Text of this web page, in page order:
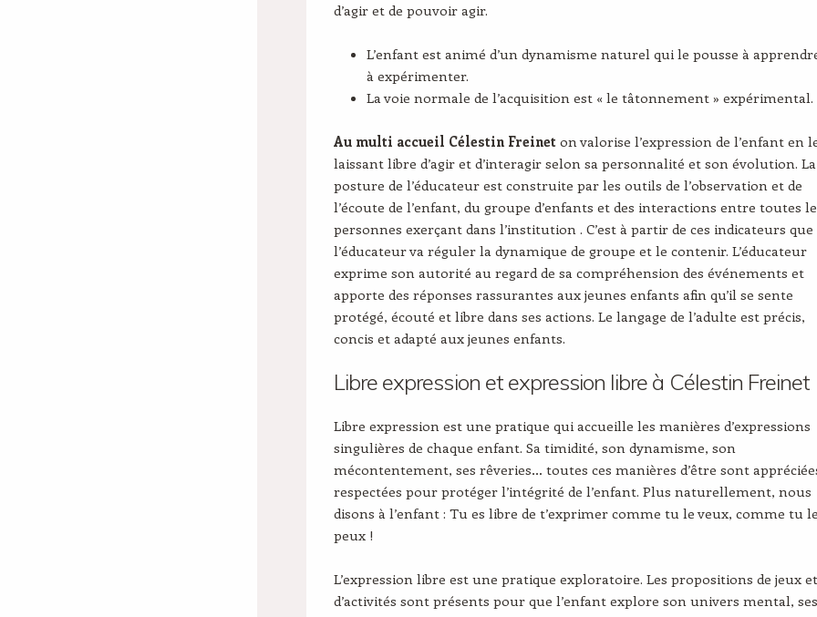
d’agir et de pouvoir agir.
L’enfant est animé d’un dynamisme naturel qui le pousse à
à expérimenter.
La voie normale de l’acquisition est « le tâtonnement » expérimental.
Au multi accueil Célestin Freinet on valorise l’expression de l’enfant en
laissant libre d’agir et d’interagir selon sa personnalité et son évolution. La
posture de l’éducateur est construite par les outils de l’observation et de
l’écoute de l’enfant, du groupe d’enfants et des interactions entre toutes
personnes exerçant dans l’institution . C’est à partir de ces indicateurs que
l’éducateur va réguler la dynamique de groupe et le contenir. L’éducateur
exprime son autorité au regard de sa compréhension des événements et
apporte des réponses rassurantes aux jeunes enfants afin qu’il se sente
protégé, écouté et libre dans ses actions. Le langage de l’adulte est précis,
concis et adapté aux jeunes enfants.
Libre expression et expression libre à Célestin Freinet
Libre expression est une pratique qui accueille les manières d’expressions
singulières de chaque enfant. Sa timidité, son dynamisme, son
mécontentement, ses rêveries… toutes ces manières d’être sont
respectées pour protéger l’intégrité de l’enfant. Plus naturellement, nous
disons à l’enfant : Tu es libre de t’exprimer comme tu le veux, comme tu le
peux !
L’expression libre est une pratique exploratoire. Les propositions de jeux et
d’activités sont présents pour que l’enfant explore son univers mental, ses